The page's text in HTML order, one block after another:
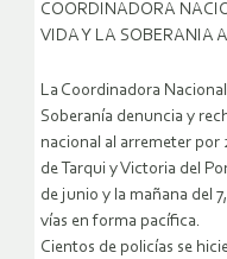
COORDINADORA
VIDA Y LA SOBERANIA
La Coordinadora
Soberanía denuncia y
nacional al arremeter por
de Tarqui y Victoria del
de junio y la mañana del
vías en forma pacífica.
Cientos de policías se